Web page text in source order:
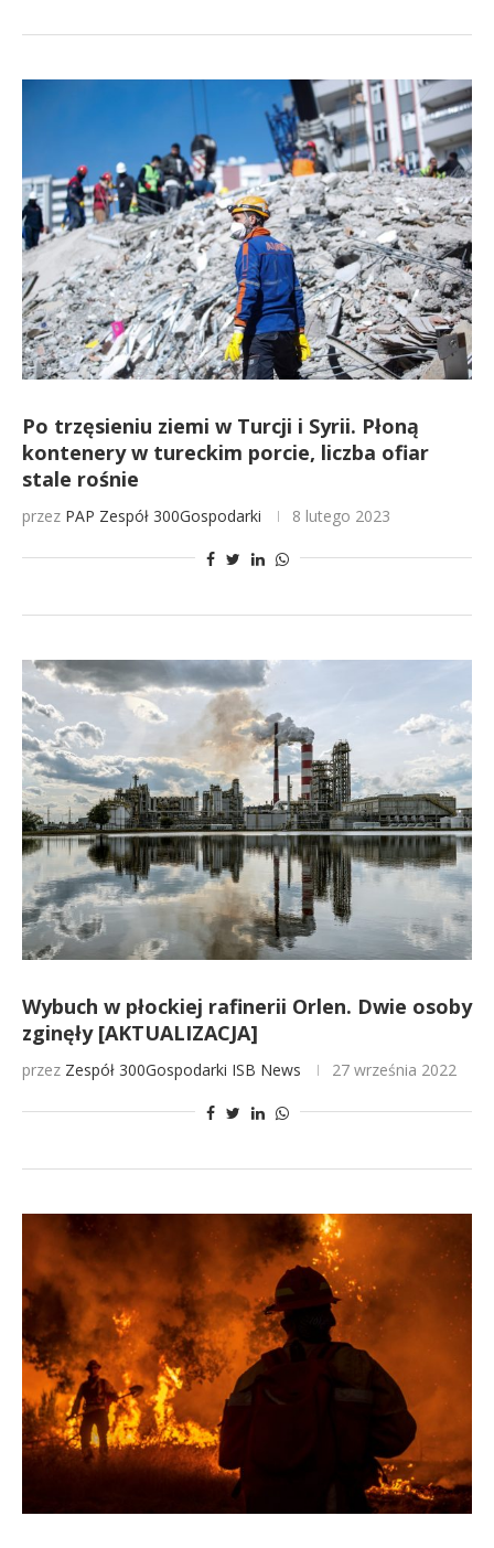
Po trzęsieniu ziemi w Turcji i Syrii. Płoną
kontenery w tureckim porcie, liczba ofiar
stale rośnie
przez PAP Zespół 300Gospodarki 8 lutego 2023
Wybuch w płockiej rafinerii Orlen. Dwie osoby
zginęły [AKTUALIZACJA]
przez Zespół 300Gospodarki ISB News 27 września 2022